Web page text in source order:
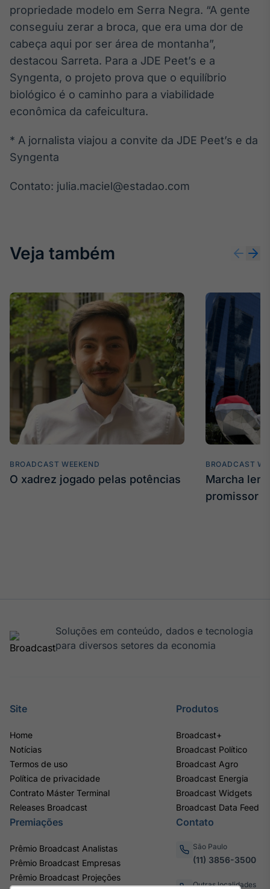
propriedade modelo em Serra Negra. “A gente
conseguiu zerar a broca, que era uma dor de
cabeça aqui por ser área de montanha”,
destacou Sarreta. Para a JDE Peet’s e a
Syngenta, o projeto prova que o equilíbrio
biológico é o caminho para a viabilidade
econômica da cafeicultura.
* A jornalista viajou a convite da JDE Peet’s e da
Syngenta
Contato: julia.maciel@estadao.com
Veja também
BROADCAST WEEKEND
O xadrez jogado pelas potências
BROADCAST
Marcha
promissor
Soluções em conteúdo, dados e tecnologia
para diversos setores da economia
Site
Home
Notícias
Termos de uso
Política de privacidade
Contrato Máster Terminal
Releases Broadcast
Produtos
Broadcast+
Broadcast Político
Broadcast Agro
Broadcast Energia
Broadcast Widgets
Broadcast Data Feed
Premiações
Prêmio Broadcast Analistas
Prêmio Broadcast Empresas
Prêmio Broadcast Projeções
Contato
São Paulo
(11) 3856-3500
Outras localidades